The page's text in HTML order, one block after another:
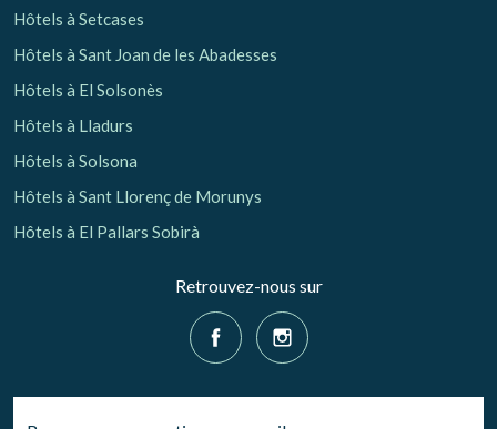
Hôtels à Setcases
Hôtels à Sant Joan de les Abadesses
Hôtels à El Solsonès
Hôtels à Lladurs
Hôtels à Solsona
Hôtels à Sant Llorenç de Morunys
Hôtels à El Pallars Sobirà
Retrouvez-nous sur